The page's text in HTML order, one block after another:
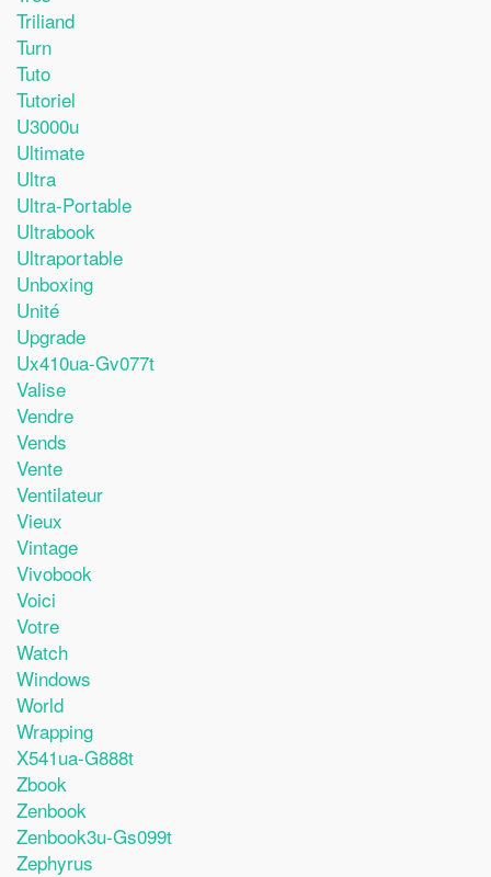
Triliand
Turn
Tuto
Tutoriel
U3000u
Ultimate
Ultra
Ultra-Portable
Ultrabook
Ultraportable
Unboxing
Unité
Upgrade
Ux410ua-Gv077t
Valise
Vendre
Vends
Vente
Ventilateur
Vieux
Vintage
Vivobook
Voici
Votre
Watch
Windows
World
Wrapping
X541ua-G888t
Zbook
Zenbook
Zenbook3u-Gs099t
Zephyrus